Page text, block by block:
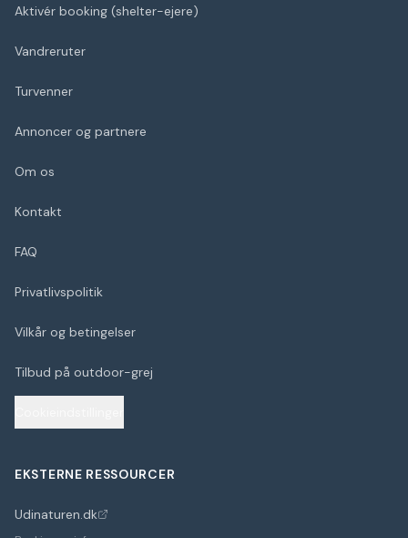
Aktivér booking (shelter-ejere)
Vandreruter
Turvenner
Annoncer og partnere
Om os
Kontakt
FAQ
Privatlivspolitik
Vilkår og betingelser
Tilbud på outdoor-grej
EKSTERNE RESSOURCER
Udinaturen.dk
(åbner i nyt faneblad)